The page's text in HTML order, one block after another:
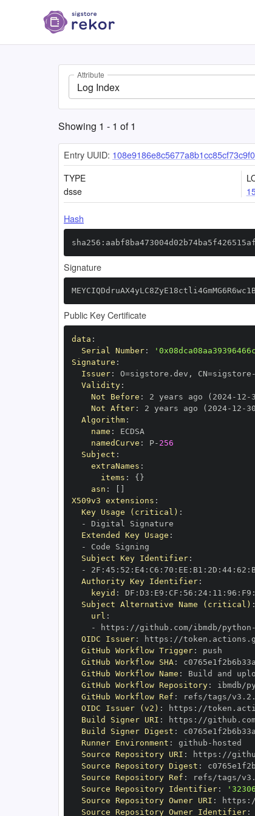
Attribute
Log Index
Showing 1 - 1 of1
Entry UUID:
TYPE
dsse
Hash
Signature
Public Key Certificate
data :
Serial Number:
Signature :
Issuer: O=sigstore.dev , CN=sigstore -
Validity:
Not Before : 2 years ago (2024- 12 -
Not After: 2 years ago (2024- 12 -
Algorithm:
name :
namedCurve : P- 256
Subject :
extraNames :
items : { }
asn :
X509v3 extensions :
Key Usage (critical) :
-
Extended Key Usage :
-
Subject Key Identifier:
-
2F : 45 : 52 : E4: C6 : 70 : EE : B1 : 2D : 44: 62 :
Authority Key Identifier:
keyid : DF : D3 : E9 : CF : 56 : 24: 11 : 96 : F9 :
Subject Alternative Name (critical) :
url :
-
https : //github.com/ibmdb/python -
OIDC Issuer: https :
GitHub Workflow Trigger:
GitHub Workflow SHA:
GitHub Workflow Name :
GitHub Workflow Repository: ibmdb/
GitHub Workflow Ref :
OIDC Issuer (v2) : https :
Build Signer URI : https : //
Build Signer Digest :
Runner Environment : github -
Source Repository URI : https : //
Source Repository Digest :
Source Repository Ref :
Source Repository Identifier:
Source Repository Owner URI : https :
Source Repository Owner Identifier: